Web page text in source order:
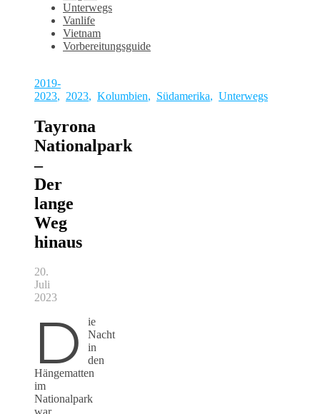
Unterwegs
Vanlife
Vietnam
Vorbereitungsguide
2019-
2023, 2023, Kolumbien, Südamerika, Unterwegs
Tayrona
Nationalpark
–
Der
lange
Weg
hinaus
20.
Juli
2023
D
ie
Nacht
in
den
Hängematten
im
Nationalpark